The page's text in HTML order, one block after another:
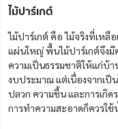
ไม้ปาร์เกต์
ไม้ปาร์เกต์ คือ ไม้จริงที่เห
แผ่นใหญ่ พื้นไม้ปาร์เกต์จึง
ความเป็นธรรมชาติให้แก่บ้า
งบประมาณ แต่เนื่องจากเป็
ปลวก ความชื้น และการเกิ
การทำความสะอาดก็ควรใ